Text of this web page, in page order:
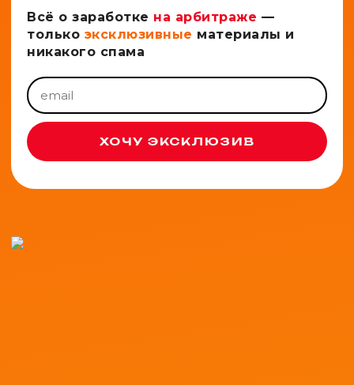
Всё о заработке на арбитраже —
только эксклюзивные материалы и
никакого спама